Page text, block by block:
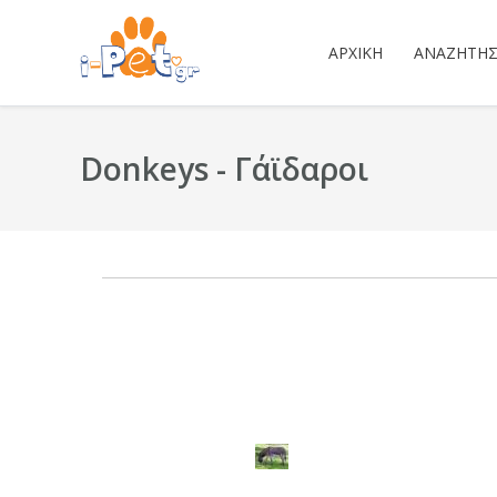
ΑΡΧΙΚΉ
Donkeys - Γάϊδαροι